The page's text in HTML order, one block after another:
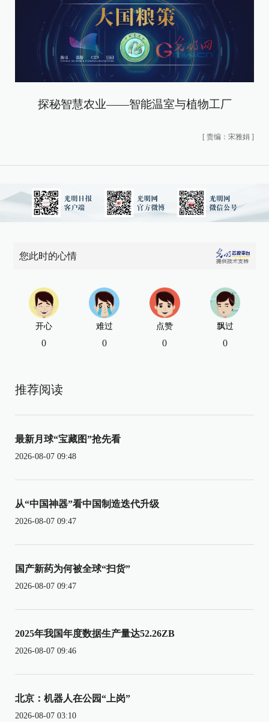
探秘智慧农业——智能温室与植物工厂
[ 责编：宋雅娟 ]
您此时的心情
开心
0
难过
0
点赞
0
飘过
0
推荐阅读
最新月球“宝藏图”抢先看
2026-08-07 09:48
从“中国神器”看中国制造迭代升级
2026-08-07 09:47
国产新药为何被全球“扫货”
2026-08-07 09:47
2025年我国年度数据生产量达52.26ZB
2026-08-07 09:46
北京：机器人在公园“上岗”
2026-08-07 03:10